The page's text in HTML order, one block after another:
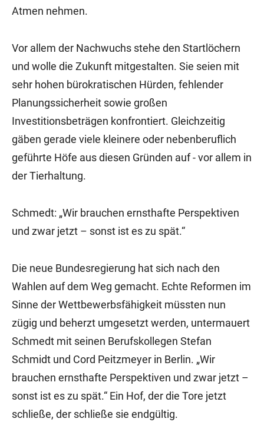
Atmen nehmen.
Vor allem der Nachwuchs stehe den Startlöchern
und wolle die Zukunft mitgestalten. Sie seien mit
sehr hohen bürokratischen Hürden, fehlender
Planungssicherheit sowie großen
Investitionsbeträgen konfrontiert. Gleichzeitig
gäben gerade viele kleinere oder nebenberuflich
geführte Höfe aus diesen Gründen auf - vor allem in
der Tierhaltung.
Schmedt: „Wir brauchen ernsthafte Perspektiven
und zwar jetzt – sonst ist es zu spät.“
Die neue Bundesregierung hat sich nach den
Wahlen auf dem Weg gemacht. Echte Reformen im
Sinne der Wettbewerbsfähigkeit müssten nun
zügig und beherzt umgesetzt werden, untermauert
Schmedt mit seinen Berufskollegen Stefan
Schmidt und Cord Peitzmeyer in Berlin. „Wir
brauchen ernsthafte Perspektiven und zwar jetzt –
sonst ist es zu spät.“ Ein Hof, der die Tore jetzt
schließe, der schließe sie endgültig.